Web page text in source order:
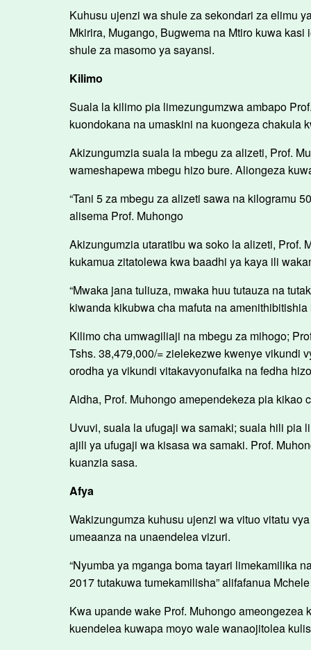
Kuhusu ujenzi wa shule za sekondari za elimu
Mkirira, Mugango, Bugwema na Mtiro kuwa
shule za masomo ya sayansi.
Kilimo
Suala la kilimo pia limezungumzwa ambapo
kuondokana na umaskini na kuongeza chakula
Akizungumzia suala la mbegu za alizeti, Prof.
wameshapewa mbegu hizo bure. Aliongeza
“Tani 5 za mbegu za alizeti sawa na kilogramu
alisema Prof. Muhongo
Akizungumzia utaratibu wa soko la alizeti, Prof.
kukamua zitatolewa kwa baadhi ya kaya ili
“Mwaka jana tuliuza, mwaka huu tutauza na
kiwanda kikubwa cha mafuta na
Kilimo cha umwagiliaji na mbegu za mihogo;
Tshs. 38,479,000/= zielekezwe kwenye vikundi
orodha ya vikundi vitakavyonufaika na fedha
Aidha, Prof. Muhongo amependekeza pia
Uvuvi, suala la ufugaji wa samaki; suala hili pia
ajili ya ufugaji wa kisasa wa samaki. Prof.
kuanzia sasa.
Afya
Wakizungumza kuhusu ujenzi wa vituo vitatu
umeaanza na unaendelea vizuri.
“Nyumba ya mganga boma tayari limekamilika
2017 tutakuwa tumekamilisha” alifafanua
Kwa upande wake Prof. Muhongo
kuendelea kuwapa moyo wale wanaojitolea